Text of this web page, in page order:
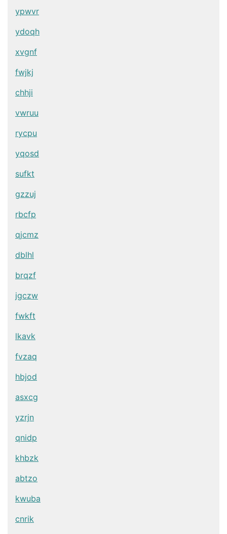
ypwvr
ydoqh
xvgnf
fwjkj
chhji
vwruu
rycpu
yqosd
sufkt
gzzuj
rbcfp
qjcmz
dblhl
brqzf
jgczw
fwkft
lkavk
fvzaq
hbjod
asxcg
yzrjn
qnidp
khbzk
abtzo
kwuba
cnrik